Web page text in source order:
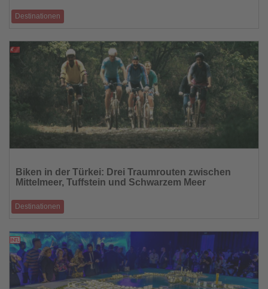
Destinationen
Destination Sustain
08.10.2025
die
Nachrichten
Biken in der Türkei: Drei Traumrouten zwischen
Mittelmeer, Tuffstein und Schwarzem Meer
Destinationen
mit SunExpress
08.10.2025